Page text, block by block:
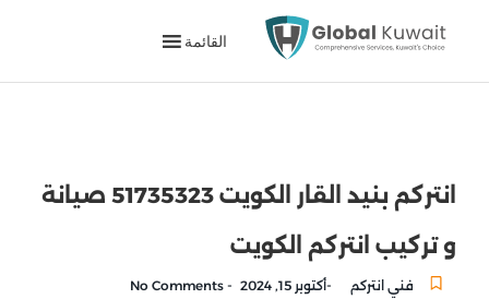
القائمة
انتركم بنيد القار الكويت 51735323 صيانة
و تركيب انتركم الكويت
فني انتركم -أكتوبر 15, 2024 -